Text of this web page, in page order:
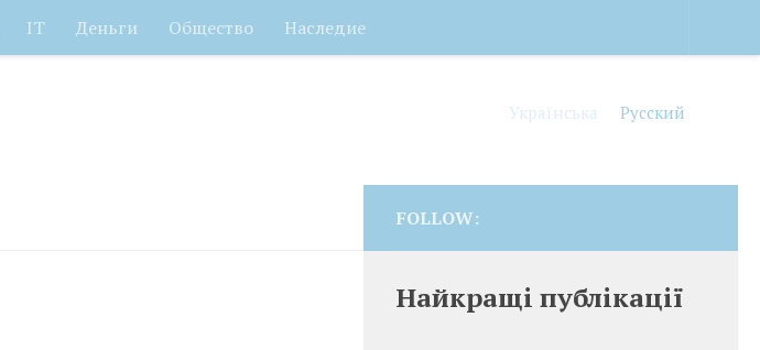
IT Деньги Общество Наследие
Українська Русский
FOLLOW:
Найкращі публікації